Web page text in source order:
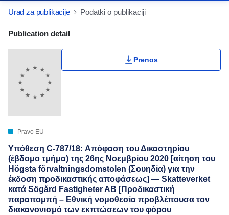
Urad za publikacije Podatki o publikaciji
Publication Detail Actions Portlet
Publication detail
Pravo EU
Prenos
Υπόθεση C-787/18: Απόφαση του Δικαστηρίου
(έβδομο τμήμα) της 26ης Νοεμβρίου 2020 [αίτηση του
Högsta förvaltningsdomstolen (Σουηδία) για την
έκδοση προδικαστικής αποφάσεως] — Skatteverket
κατά Sögård Fastigheter AB [Προδικαστική
παραπομπή – Εθνική νομοθεσία προβλέπουσα τον
διακανονισμό των εκπτώσεων του φόρου